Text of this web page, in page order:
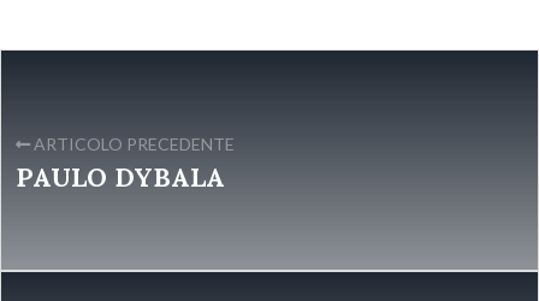
ARTICOLO PRECEDENTE
PAULO DYBALA